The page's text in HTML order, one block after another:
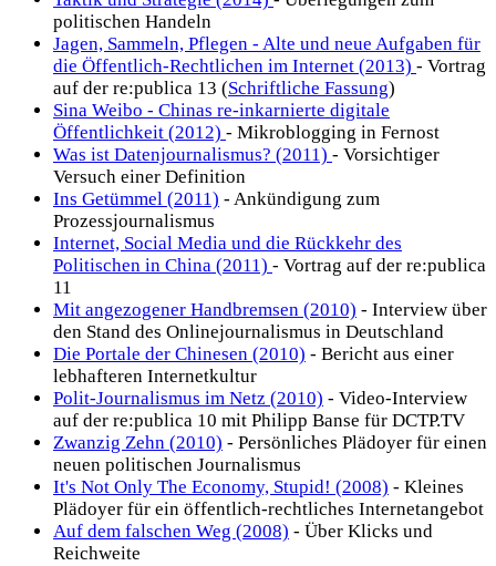
politischen Handeln
Jagen, Sammeln, Pflegen - Alte und neue Aufgaben für
die Öffentlich-Rechtlichen im Internet (2013) - Vortrag
auf der re:publica 13 (Schriftliche Fassung)
Sina Weibo - Chinas re-inkarnierte digitale
Öffentlichkeit (2012) - Mikroblogging in Fernost
Was ist Datenjournalismus? (2011) - Vorsichtiger
Versuch einer Definition
Ins Getümmel (2011) - Ankündigung zum
Prozessjournalismus
Internet, Social Media und die Rückkehr des
Politischen in China (2011) - Vortrag auf der re:publica
11
Mit angezogener Handbremsen (2010) - Interview über
den Stand des Onlinejournalismus in Deutschland
Die Portale der Chinesen (2010) - Bericht aus einer
lebhafteren Internetkultur
Polit-Journalismus im Netz (2010) - Video-Interview
auf der re:publica 10 mit Philipp Banse für DCTP.TV
Zwanzig Zehn (2010) - Persönliches Plädoyer für einen
neuen politischen Journalismus
It's Not Only The Economy, Stupid! (2008) - Kleines
Plädoyer für ein öffentlich-rechtliches Internetangebot
Auf dem falschen Weg (2008) - Über Klicks und
Reichweite